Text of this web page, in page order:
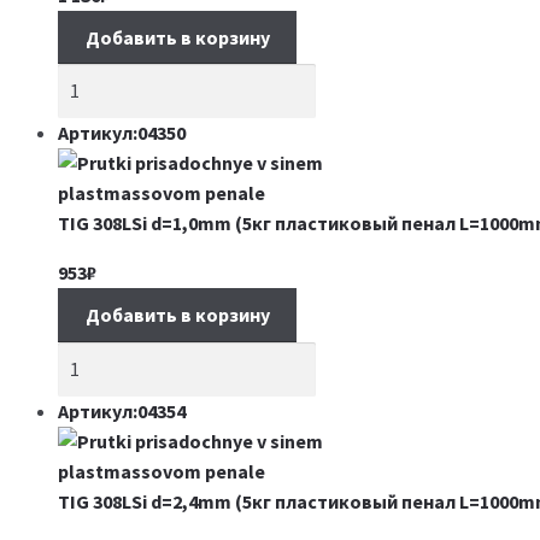
Добавить в корзину
Артикул:04350
TIG 308LSi d=1,0mm (5кг пластиковый пенал
953₽
Добавить в корзину
Артикул:04354
TIG 308LSi d=2,4mm (5кг пластиковый пенал